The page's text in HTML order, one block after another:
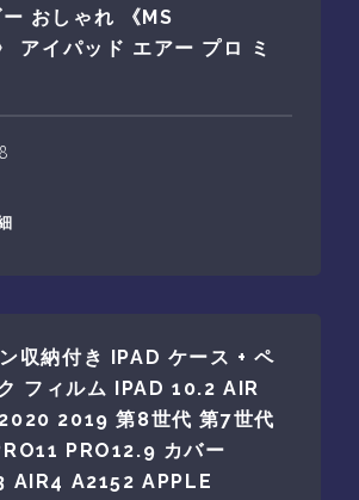
おしゃれ 《MS
アイパッド エアー プロ ミ
収納付き IPAD ケース + ペ
フィルム IPAD 10.2 AIR
2019 第8世代 第7世代
PRO12.9 カバー
AIR4 A2152 APPLE